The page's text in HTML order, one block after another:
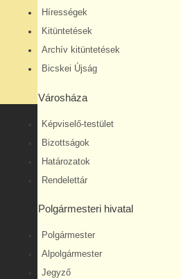
Hírességek
Kitüntetések
Archív kitüntetések
Bicskei Újság
Városháza
Képviselő-testület
Bizottságok
Határozatok
Rendelettár
Polgármesteri hivatal
Polgármester
Alpolgármester
Jegyző